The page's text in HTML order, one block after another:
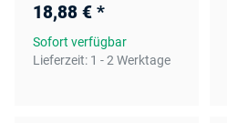
18,88 € *
Sofort verfügbar
Lieferzeit: 1 - 2 Werktage